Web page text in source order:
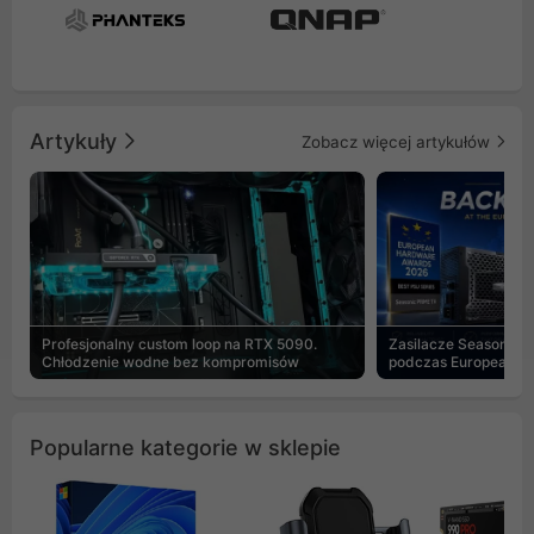
Artykuły Zobacz więcej artykułów
Profesjonalny custom loop na RTX 5090.
Chłodzenie wodne bez kompromisów
Zasilacze Seasonic
podczas European
Popularne kategorie w sklepie